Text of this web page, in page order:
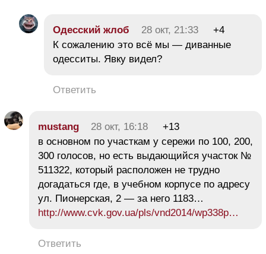
Одесский жлоб 28 окт, 21:33
+4
К сожалению это всё мы — диванные
одесситы. Явку видел?
Ответить
mustang 28 окт, 16:18
+13
в основном по участкам у сережи по 100, 200,
300 голосов, но есть выдающийся участок №
511322, который расположен не трудно
догадаться где, в учебном корпусе по адресу
ул. Пионерская, 2 — за него 1183…
http://www.cvk.gov.ua/pls/vnd2014/wp338p…
Ответить